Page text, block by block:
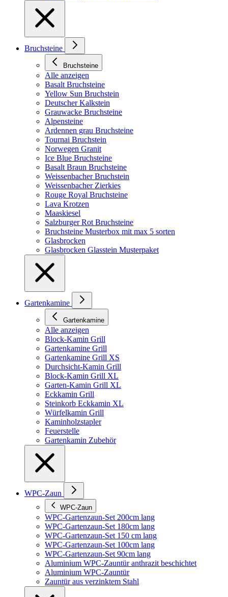
Bruchsteine
Bruchsteine
Alle anzeigen
Basalt Bruchsteine
Yellow Sun Bruchstein
Deutscher Kalkstein
Grauwacke Bruchsteine
Alpensteine
Ardennen grau Bruchsteine
Tournai Bruchstein
Norwegen Granit
Ice Blue Bruchsteine
Basalt Braun Bruchsteine
Weissenbacher Bruchstein
Weissenbacher Zierkies
Rouge Royal Bruchsteine
Lava Krotzen
Maaskiesel
Salzburger Rot Bruchsteine
Bruchsteine Musterbox mit max 5 sorten
Glasbrocken
Glasbrocken Glasstein Musterpaket
Gartenkamine
Gartenkamine
Alle anzeigen
Block-Kamin Grill
Gartenkamine Grill
Gartenkamine Grill XS
Durchsicht-Kamin Grill
Block-Kamin Grill XL
Garten-Kamin Grill XL
Eckkamin Grill
Steinkorb Eckkamin XL
Würfelkamin Grill
Kaminholzstapler
Feuerstelle
Gartenkamin Zubehör
WPC-Zaun
WPC-Zaun
WPC-Gartenzaun-Set 200cm lang
WPC-Gartenzaun-Set 180cm lang
WPC-Gartenzaun-Set 150 cm lang
WPC-Gartenzaun-Set 100cm lang
WPC-Gartenzaun-Set 90cm lang
Aluminium WPC-Zauntür anthrazit beschichtet
Aluminium WPC-Zauntür
Zauntür aus verzinktem Stahl